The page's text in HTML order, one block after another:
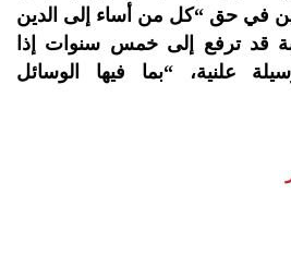
في حق “كل من أساء إلى الدين
قد ترفع إلى خمس سنوات إذا
علنية، “بما فيها الوسائل